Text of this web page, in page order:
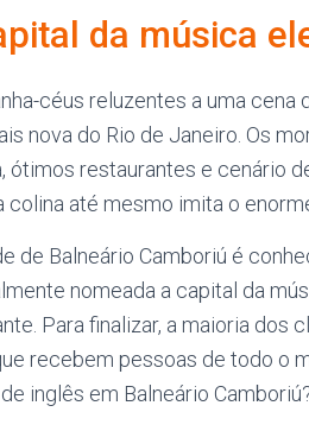
da música
céus reluzentes a uma
nova do Rio de Janeiro. Os
ótimos restaurantes e cenário
colina até mesmo imita o
de Balneário Camboriú é
nomeada a capital da
Para finalizar, a maioria dos
recebem pessoas de todo o
inglês em Balneário